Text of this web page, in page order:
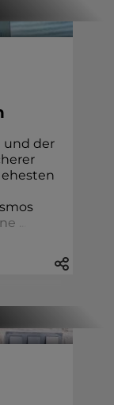
und der
ne